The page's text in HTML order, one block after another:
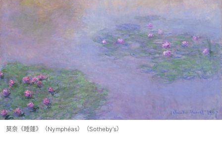
莫奈《睡蓮》（Nymphéas）（Sotheby‘s）